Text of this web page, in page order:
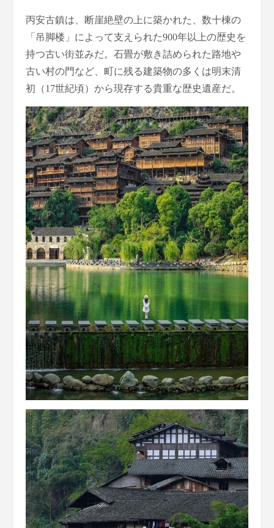
丙安古鎮は、断崖絶壁の上に築かれた、数十棟の
「吊脚楼」によって支えられた900年以上の歴史を
持つ古い街並みだ。石畳が敷き詰められた路地や
古い村の門など、町に残る建築物の多くは明末清
初（17世紀頃）から現存する貴重な歴史遺産だ。